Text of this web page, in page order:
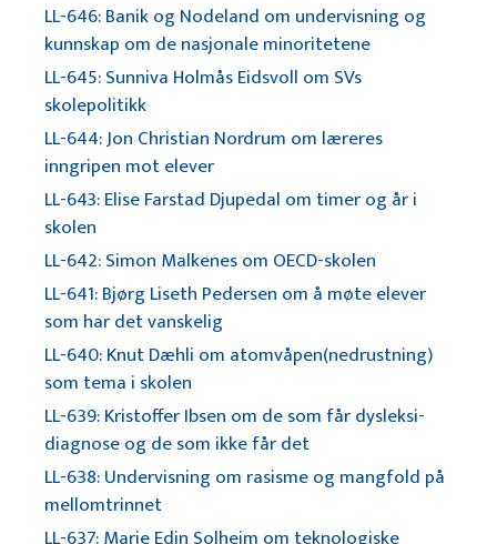
LL-646: Banik og Nodeland om undervisning og
kunnskap om de nasjonale minoritetene
LL-645: Sunniva Holmås Eidsvoll om SVs
skolepolitikk
LL-644: Jon Christian Nordrum om læreres
inngripen mot elever
LL-643: Elise Farstad Djupedal om timer og år i
skolen
LL-642: Simon Malkenes om OECD-skolen
LL-641: Bjørg Liseth Pedersen om å møte elever
som har det vanskelig
LL-640: Knut Dæhli om atomvåpen(nedrustning)
som tema i skolen
LL-639: Kristoffer Ibsen om de som får dysleksi-
diagnose og de som ikke får det
LL-638: Undervisning om rasisme og mangfold på
mellomtrinnet